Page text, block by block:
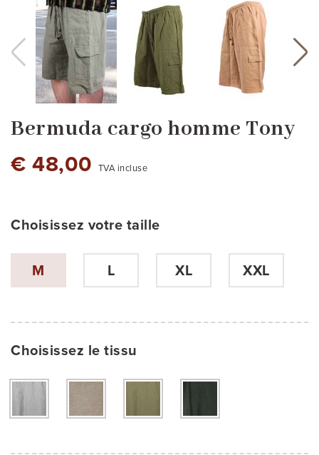
Bermuda cargo homme Tony
€ 48,00 TVA incluse
Choisissez votre taille
M L XL XXL
Choisissez le tissu
gris clair
beige
vert militaire cod.2
vert foncé - cod.9